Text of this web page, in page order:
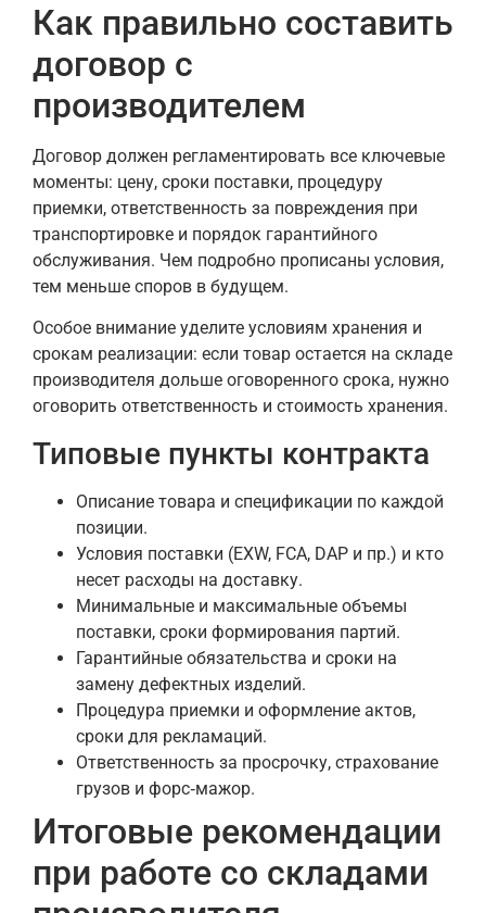
Как правильно составить
договор с
производителем
Договор должен регламентировать все ключевые
моменты: цену, сроки поставки, процедуру
приемки, ответственность за повреждения при
транспортировке и порядок гарантийного
обслуживания. Чем подробно прописаны условия,
тем меньше споров в будущем.
Особое внимание уделите условиям хранения и
срокам реализации: если товар остается на складе
производителя дольше оговоренного срока, нужно
оговорить ответственность и стоимость хранения.
Типовые пункты контракта
Описание товара и спецификации по каждой
позиции.
Условия поставки (EXW, FCA, DAP и пр.) и кто
несет расходы на доставку.
Минимальные и максимальные объемы
поставки, сроки формирования партий.
Гарантийные обязательства и сроки на
замену дефектных изделий.
Процедура приемки и оформление актов,
сроки для рекламаций.
Ответственность за просрочку, страхование
грузов и форс‑мажор.
Итоговые рекомендации
при работе со складами